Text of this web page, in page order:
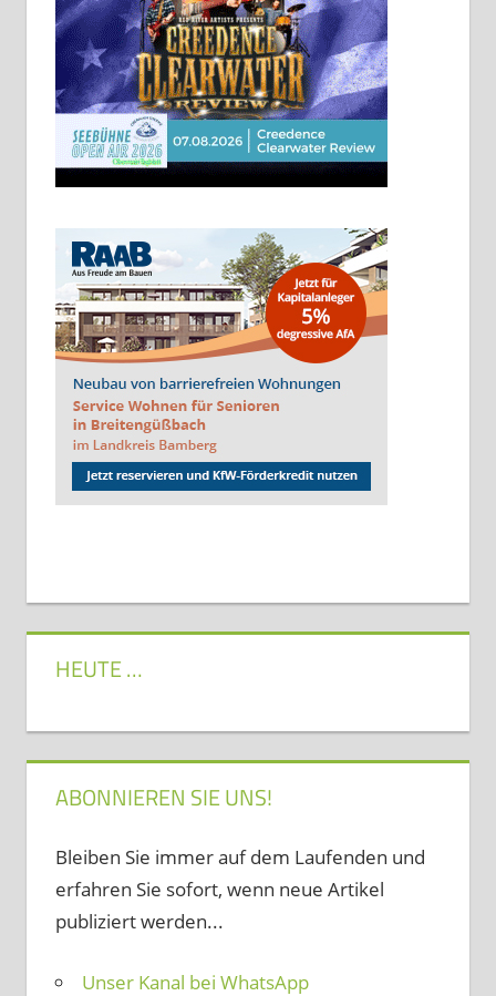
HEUTE …
ABONNIEREN SIE UNS!
Bleiben Sie immer auf dem Laufenden und
erfahren Sie sofort, wenn neue Artikel
publiziert werden...
Unser Kanal bei WhatsApp